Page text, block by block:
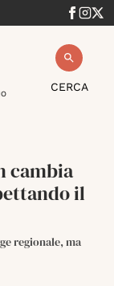
CERCA
cambia
il
regionale, ma